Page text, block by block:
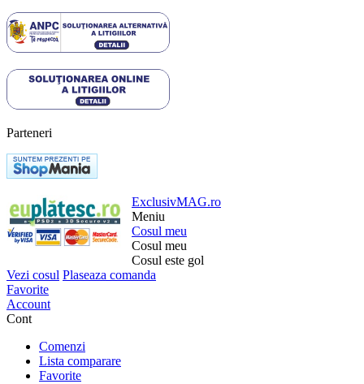
Parteneri
ExclusivMAG.ro
Meniu
Cosul meu
Cosul meu
Cosul este gol
Vezi cosul Plaseaza comanda
Favorite
Account
Cont
Comenzi
Lista comparare
Favorite